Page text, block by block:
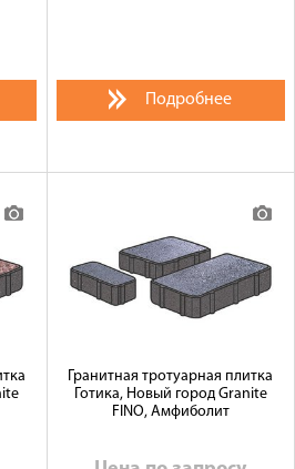
Подробнее
Гранитная тротуарная плитка
Готика, Новый город Granite
FINO, Амфиболит